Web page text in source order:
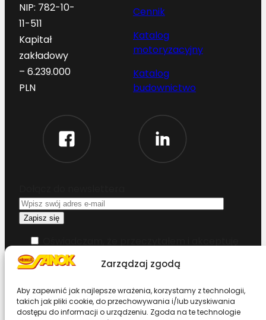
Zarządzaj zgodą
Aby zapewnić jak najlepsze wrażenia, korzystamy z technologii,
takich jak pliki cookie, do przechowywania i/lub uzyskiwania
dostępu do informacji o urządzeniu. Zgoda na te technologie
NIP: 782-10-
11-511
Kapitał
zakładowy
– 6.239.000
PLN
Cennik
Katalog
motoryzacyjny
Katalog
budownictwo
warunki korzystania z serwisu
Chcesz zostać dystrybutorem?